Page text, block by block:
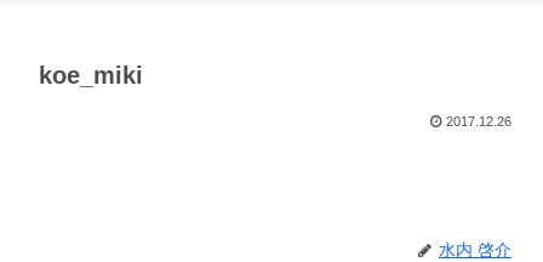
koe_miki
2017.12.26
水内 啓介